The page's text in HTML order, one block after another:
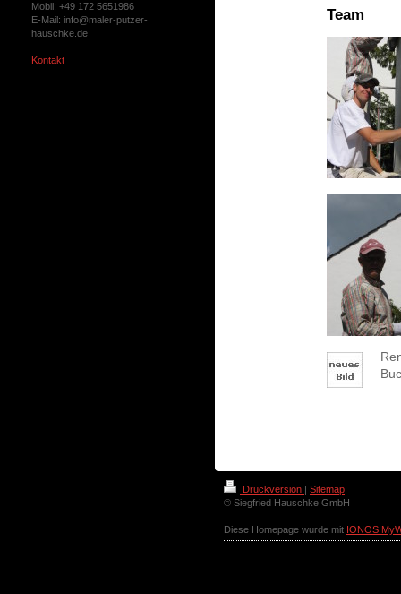
Team
Mobil: +49 172 5651986
E-Mail: info@maler-putzer-
hauschke.de
Kontakt
Druckversion | Sitemap
© Siegfried Hauschke GmbH
Diese Homepage wurde mit IONOS